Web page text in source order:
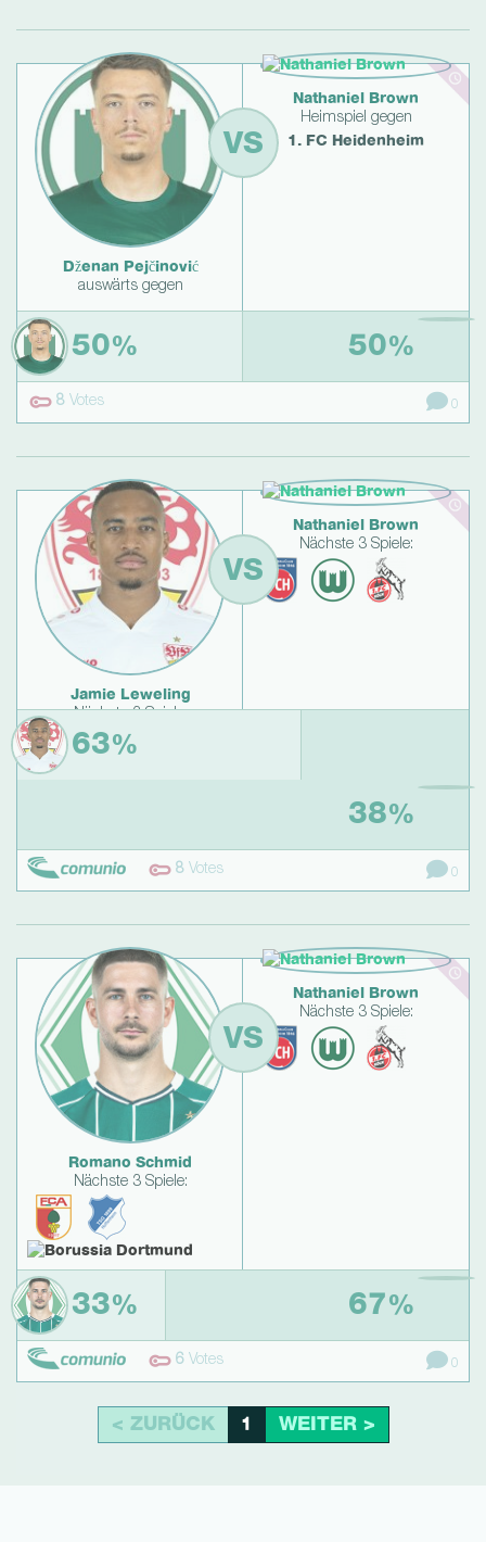
Dženan Pejčinović
auswärts gegen
VS
Nathaniel Brown
Heimspiel gegen
1. FC Heidenheim
50% 50%
8 Votes 0
Jamie Leweling
Nächste 3 Spiele:
VS
Nathaniel Brown
Nächste 3 Spiele:
63%
38%
8 Votes 0
Romano Schmid
Nächste 3 Spiele:
VS
Nathaniel Brown
Nächste 3 Spiele:
33% 67%
6 Votes 0
< ZURÜCK 1 WEITER >